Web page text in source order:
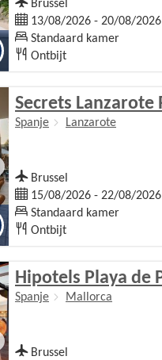
Brussel
13/08/2026 - 20/08/
Standaard kamer
Ontbijt
Secrets Lanzarote
Spanje Lanzarote
Brussel
15/08/2026 - 22/08/
Standaard kamer
Ontbijt
Hipotels Playa de
Spanje Mallorca
Brussel